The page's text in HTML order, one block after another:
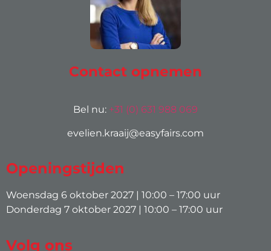
Contact opnemen
Bel nu: +31 (0) 631 988 069
evelien.kraaij@easyfairs.com
Openingstijden
Woensdag 6 oktober 2027 | 10:00 – 17:00 uur
Donderdag 7 oktober 2027 | 10:00 – 17:00 uur
Volg ons